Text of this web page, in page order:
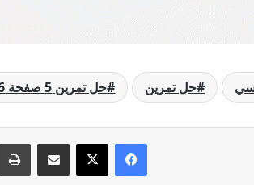
حل تمرين حل تمرين 5 صفحة 96 الفيزياء
فيسبوك
‫X مشاركة عبر البريد